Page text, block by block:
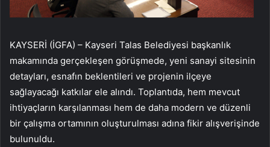
KAYSERİ (İGFA) – Kayseri Talas Belediyesi başkanlık
makamında gerçekleşen görüşmede, yeni sanayi sitesinin
detayları, esnafın beklentileri ve projenin ilçeye
sağlayacağı katkılar ele alındı. Toplantıda, hem mevcut
ihtiyaçların karşılanması hem de daha modern ve düzenli
bir çalışma ortamının oluşturulması adına fikir alışverişinde
bulunuldu.